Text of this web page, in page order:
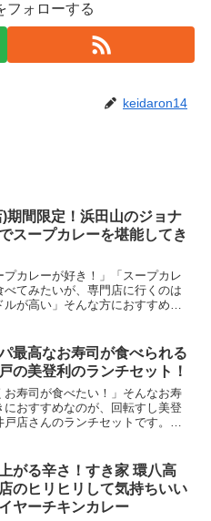
フォローする
keidaron14
期間限定！浜田山のジョナ
スープカレーを堪能してき
プカレーが好き！」「スープカレ
べてみたいが、専門店に行くのは
ルが高い」そんな方におすすめな
キンとごろごろ野菜のスープカレ
。チキンや野菜がゴ...
最高なお寿司が食べられる
の美登利のランチセット！
お寿司が食べたい！」そんなお寿
におすすめなのが、回転すし美登
戸店さんのランチセットです。平
ンチセットについて、詳しくレポ
財布に優しく...
がる辛さ！すき家 環八高
のヒリヒリして気持ちいい
ヤーチキンカレー